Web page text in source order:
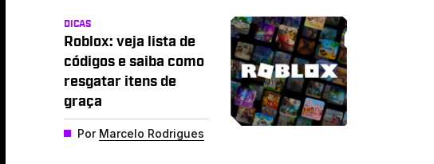
DICAS
Roblox: veja lista de
códigos e saiba como
resgatar itens de
graça
Por Marcelo Rodrigues